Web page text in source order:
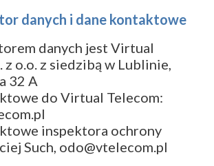
danych i dane kontaktowe
danych jest Virtual
z o.o. z siedzibą w Lublinie,
32 A
do Virtual Telecom:
inspektora ochrony
Such, odo@vtelecom.pl